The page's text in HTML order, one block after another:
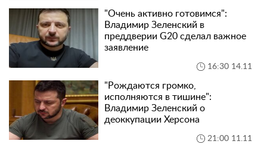
"Очень активно готовимся":
Владимир Зеленский в
преддверии G20 сделал важное
заявление
16:30 14.11
"Рождаются громко,
исполняются в тишине":
Владимир Зеленский о
деоккупации Херсона
21:00 11.11